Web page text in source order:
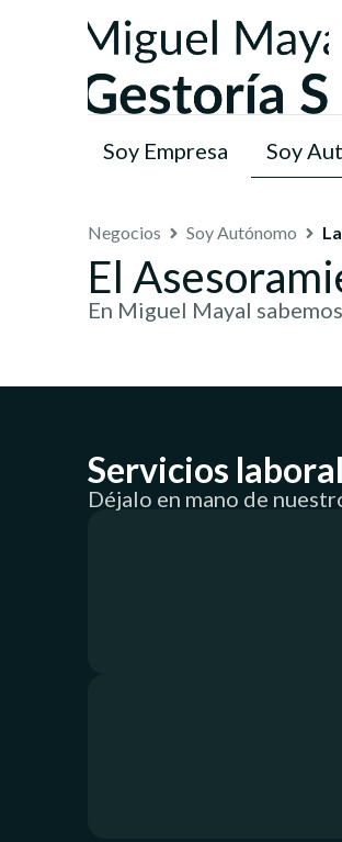
Soy Empresa Soy
Negocios Soy Autónomo
El
En Miguel Mayal
Servicios
Déjalo en mano de